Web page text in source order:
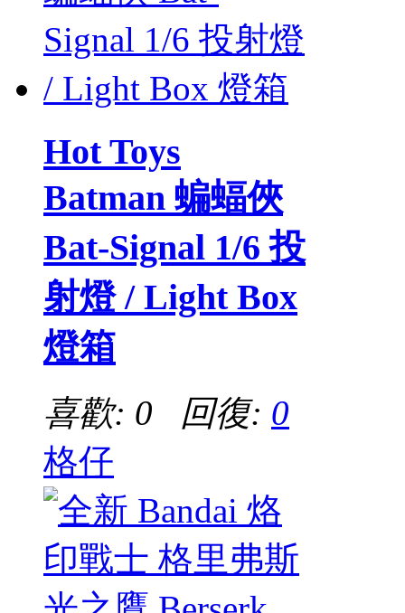
Hot Toys
Batman 蝙蝠俠
Bat-Signal 1/6 投
射燈 / Light Box
燈箱
喜歡: 0 回復: 0
格仔